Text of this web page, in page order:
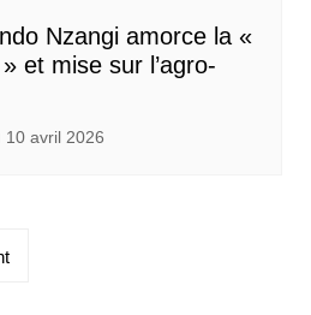
Nzangi amorce la «
et mise sur l’agro-
10 avril 2026